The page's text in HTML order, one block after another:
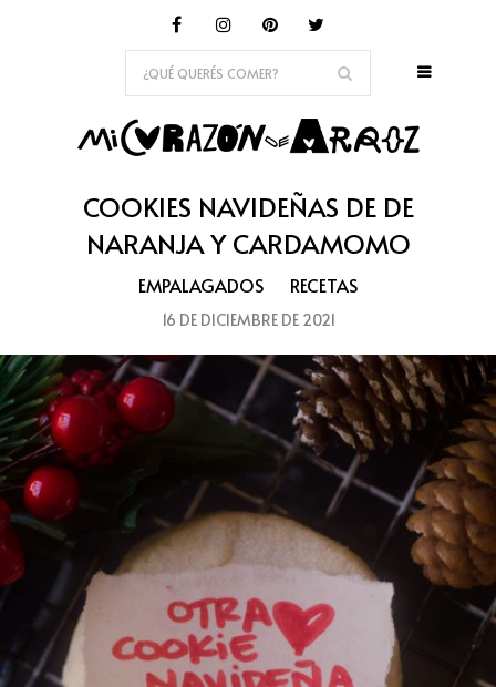
COOKIES NAVIDEÑAS DE DE
NARANJA Y CARDAMOMO
EMPALAGADOS RECETAS
16 DE DICIEMBRE DE 2021